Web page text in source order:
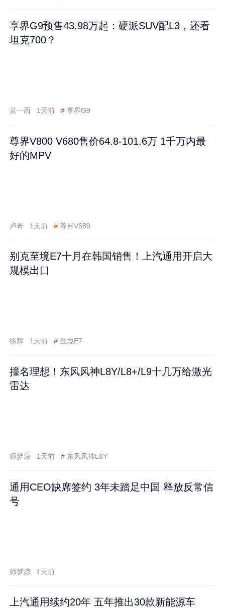
享界G9预售43.98万起：硬派SUV配L3，还看
坦克700？
莫一西 1天前 # 享界G9
尊界V800 V680售价64.8-101.6万 1千万内最
好的MPV
卢奇 1天前 # 尊界V680
别克至境E7十月在韩国销售！上汽通用开启大
规模出口
徐辉 1天前 # 至境E7
撞名理想！东风风神L8Y/L8+/L9十几万给激光
雷达
师梦琼 1天前 # 东风风神L8Y
通用CEO缺席签约 3年未踏足中国 释放反常信
号
师梦琼 1天前
上汽通用续约20年 五年推出30款新能源车